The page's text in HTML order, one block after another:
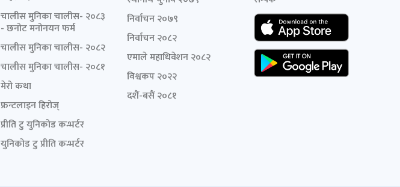
चालीस मुनिका चालीस- २०८३
- छनोट मनोनयन फर्म
चालीस मुनिका चालीस- २०८२
चालीस मुनिका चालीस- २०८१
मेरो कथा
फ्रन्टलाइन हिरोज्
प्रीति टु युनिकोड कन्भर्टर
युनिकोड टु प्रीति कन्भर्टर
निर्वाचन २०७९
निर्वाचन २०८२
एमाले महाधिवेशन २०८२
विश्वकप २०२२
दशैं-बसैं २०८१